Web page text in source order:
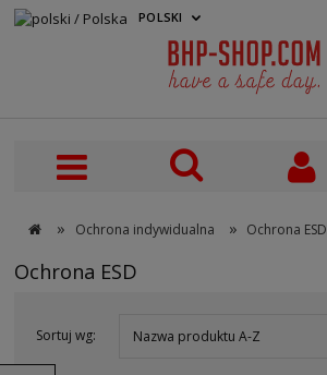
» Ochrona indywidualna » Ochrona ESD
POLSKI
Ochrona ESD
Sortuj wg: Nazwa produktu A-Z